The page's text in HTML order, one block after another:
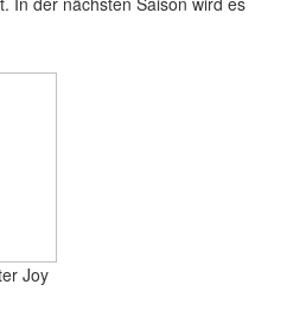
Joy